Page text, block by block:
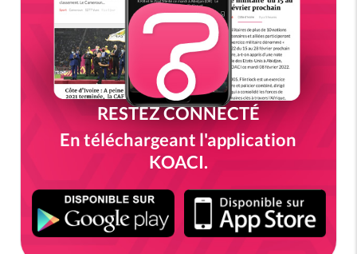
RESTEZ CONNECTÉ
En téléchargeant l'application
KOACI.